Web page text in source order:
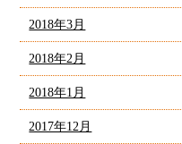
2018年3月
2018年2月
2018年1月
2017年12月